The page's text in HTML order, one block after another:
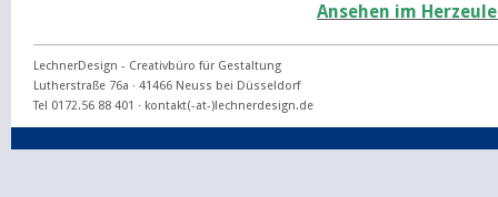
Ansehen im
LechnerDesign - Creativbüro für Gestaltung
Lutherstraße 76a · 41466 Neuss bei Düsseldorf
Tel 0172.56 88 401 · kontakt(-at-)lechnerdesign.de